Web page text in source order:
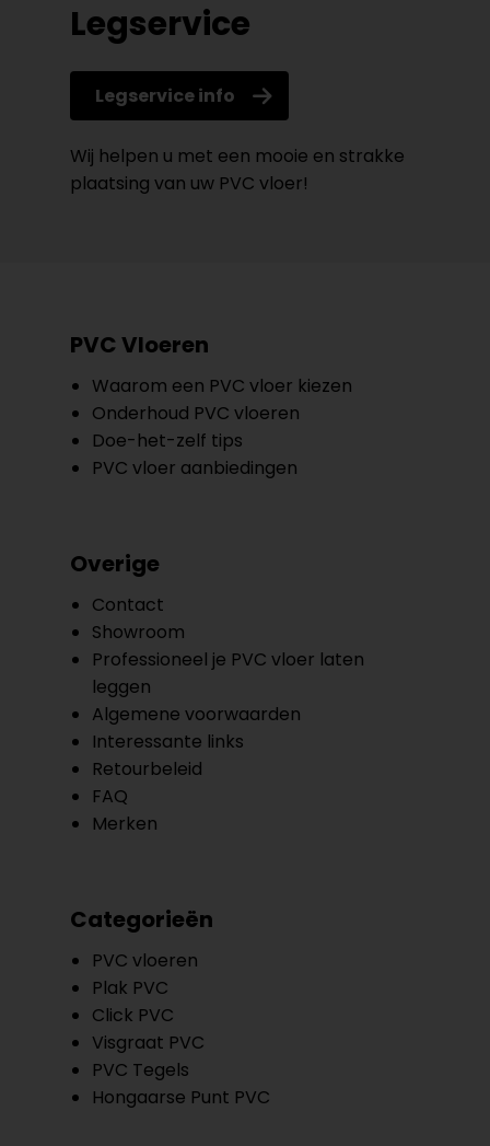
Legservice
Legservice info
Wij helpen u met een mooie en strakke
plaatsing van uw PVC vloer!
PVC Vloeren
Waarom een PVC vloer kiezen
Onderhoud PVC vloeren
Doe-het-zelf tips
PVC vloer aanbiedingen
Overige
Contact
Showroom
Professioneel je PVC vloer laten
leggen
Algemene voorwaarden
Interessante links
Retourbeleid
FAQ
Merken
Categorieën
PVC vloeren
Plak PVC
Click PVC
Visgraat PVC
PVC Tegels
Hongaarse Punt PVC